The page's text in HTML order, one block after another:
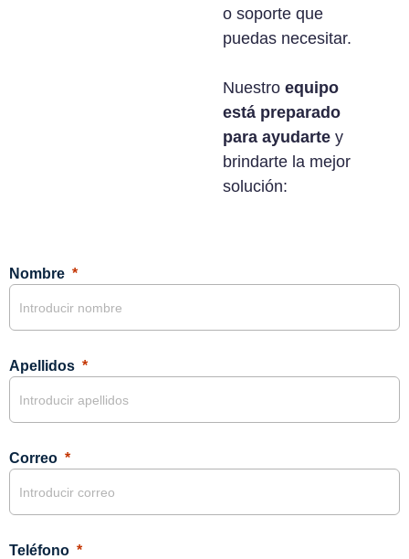
o soporte que
puedas necesitar.
Nuestro equipo
está preparado
para ayudarte y
brindarte la mejor
solución:
Nombre
Apellidos
Correo
Teléfono